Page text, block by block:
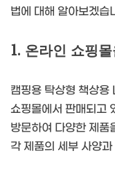
법에 대해 알아보겠습
1. 온라인 쇼핑
캠핑용 탁상형 책상
쇼핑몰에서 판매되고
방문하여 다양한 제품
각 제품의 세부 사양